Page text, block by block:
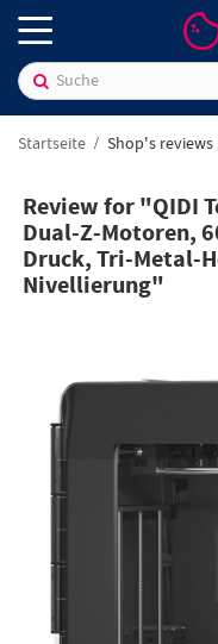
Startseite Shop's reviews
Review for "QIDI
Dual-Z-Motoren,
Druck, Tri-Metal-
Nivellierung"